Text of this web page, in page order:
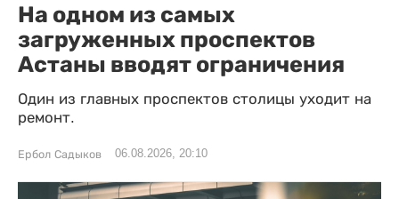
На одном из самых
загруженных проспектов
Астаны вводят ограничения
Один из главных проспектов столицы уходит на
ремонт.
Ербол Садыков 06.08.2026, 20:10